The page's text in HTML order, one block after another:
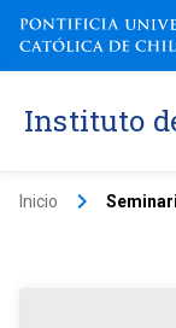
Instituto
Inicio keyboard_arrow_right